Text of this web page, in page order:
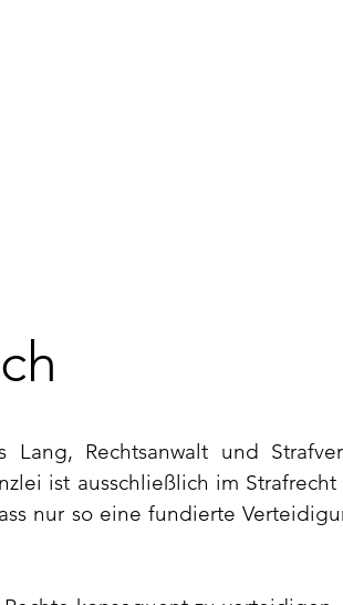
Rechtsanwalt und
ist ausschließlich im
nur so eine fundierte